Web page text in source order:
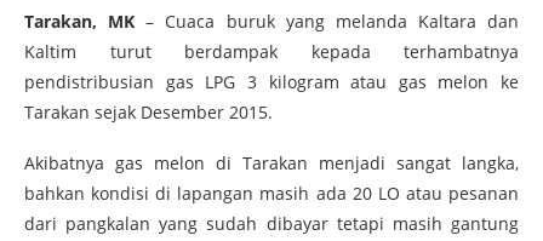
Tarakan, MK – Cuaca buruk yang melanda Kaltara dan
Kaltim turut berdampak kepada terhambatnya
pendistribusian gas LPG 3 kilogram atau gas melon ke
Tarakan sejak Desember 2015.
Akibatnya gas melon di Tarakan menjadi sangat langka,
bahkan kondisi di lapangan masih ada 20 LO atau pesanan
dari pangkalan yang sudah dibayar tetapi masih gantung